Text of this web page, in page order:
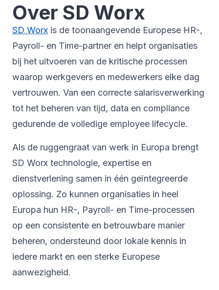
Over SD Worx
SD Worx is de toonaangevende Europese HR-,
Payroll- en Time-partner en helpt organisaties
bij het uitvoeren van de kritische processen
waarop werkgevers en medewerkers elke dag
vertrouwen. Van een correcte salarisverwerking
tot het beheren van tijd, data en compliance
gedurende de volledige employee lifecycle.
Als de ruggengraat van werk in Europa brengt
SD Worx technologie, expertise en
dienstverlening samen in één geïntegreerde
oplossing. Zo kunnen organisaties in heel
Europa hun HR-, Payroll- en Time-processen
op een consistente en betrouwbare manier
beheren, ondersteund door lokale kennis in
iedere markt en een sterke Europese
aanwezigheid.